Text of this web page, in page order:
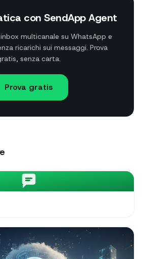
con SendApp Agent
multicanale su WhatsApp e
ricarichi sui messaggi. Prova
senza carta.
Prova gratis